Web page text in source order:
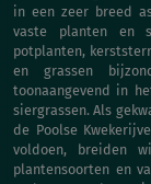
in een zeer breed
vaste planten en
potplanten,
en grassen
toonaangevend in
siergrassen. Als
de Poolse
voldoen, breiden
plantensoorten en